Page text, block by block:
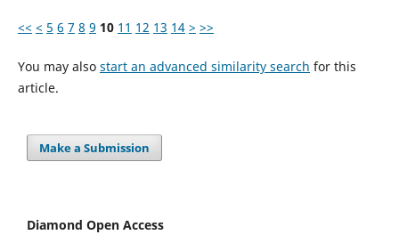
<< < 5 6 7 8 9 10 11 12 13 14 > >>
You may also start an advanced similarity search for this
article.
Make a Submission
Diamond Open Access